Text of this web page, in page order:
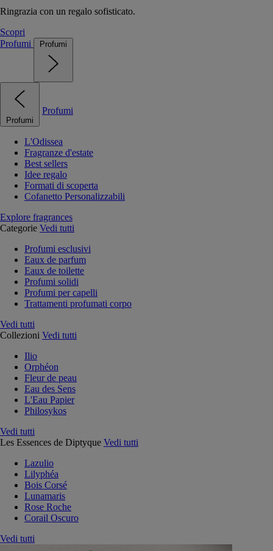
Ringrazia con un regalo sofisticato.
Scopri
Profumi
Profumi
Profumi
Profumi
L'Odissea
Fragranze d'estate
Best sellers
Idee regalo
Formati di scoperta
Cofanetto Personalizzabili
Explore fragrances
Categorie Vedi tutti
Profumi esclusivi
Eaux de parfum
Eaux de toilette
Profumi solidi
Profumi per capelli
Trattamenti profumati corpo
Vedi tutti
Collezioni Vedi tutti
Ilio
Orphéon
Fleur de peau
Eau des Sens
L'Eau Papier
Philosykos
Vedi tutti
Les Essences de Diptyque Vedi tutti
Lazulio
Lilyphéa
Bois Corsé
Lunamaris
Rose Roche
Corail Oscuro
Vedi tutti